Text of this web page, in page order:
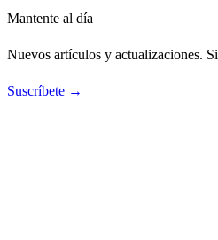
Mantente al día
Nuevos artículos y actualizaciones.
Suscríbete →